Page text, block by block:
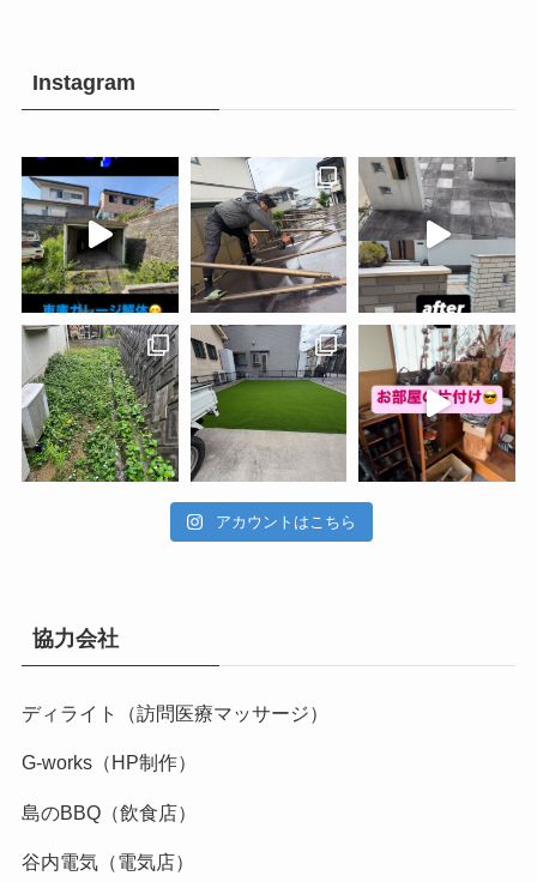
Instagram
アカウントはこちら
協力会社
ディライト（訪問医療マッサージ）
G-works（HP制作）
島のBBQ（飲食店）
谷内電気（電気店）